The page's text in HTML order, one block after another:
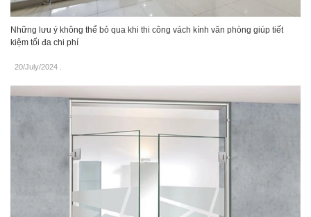
Những lưu ý không thể bỏ qua khi thi công vách kính văn phòng giúp tiết
kiệm tối đa chi phí
20/July/2024